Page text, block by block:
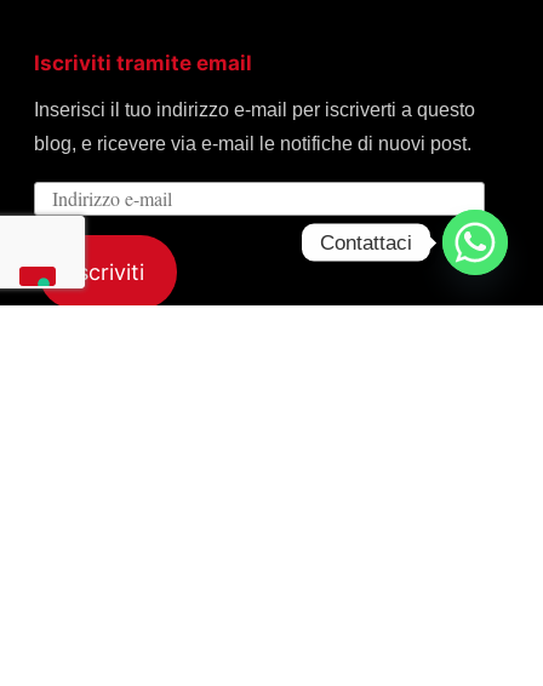
Iscriviti tramite email
Inserisci il tuo indirizzo e-mail per iscriverti a questo
blog, e ricevere via e-mail le notifiche di nuovi post.
Indirizzo
mail
Iscriviti
Contattaci